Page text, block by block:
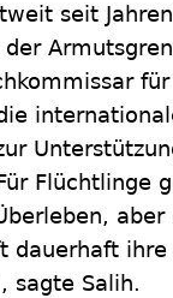
seit
Flüchtlinge
aber
dauerhaft ihre
sagte Salih.